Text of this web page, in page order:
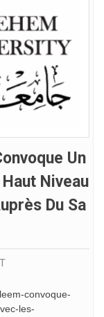
Un
Niveau
Du Sa
convoque-
les-